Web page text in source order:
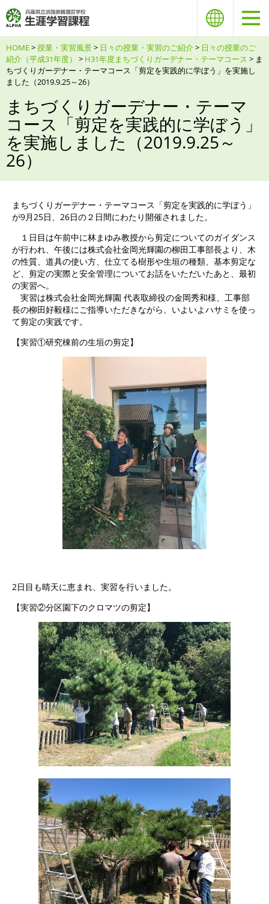
HOME>授業・実習風景> 日々の授業・実習のご紹介> 日々の授業のご
紹介（平成31年度）
> H31年度まちづくりガーデナー・テーマコース > ま
ちづくりガーデナー・テーマコース「剪定を実践的に学ぼう」を実施し
ました（2019.9.25～26）
まちづくりガーデナー・テーマ
コース「剪定を実践的に学ぼう」
を実施しました（2019.9.25～
26）
まちづくりガーデナー・テーマコース「剪定を実践的に学ぼう」
が9月25日、26日の２日間にわたり開催されました。
１日目は午前中に林まゆみ教授から剪定についてのガイダンス
が行われ、午後には株式会社金岡光輝園の柳田工事部長より、木
の性質、道具の使い方、仕立てる樹形や生垣の種類、基本剪定な
ど、剪定の実際と安全管理についてお話をいただいたあと、最初
の実習へ。
実習は株式会社金岡光輝園 代表取締役の金岡秀和様、工事部
長の柳田好毅様にご指導いただきながら、いよいよハサミを使っ
て剪定の実践です。
【実習①研究棟前の生垣の剪定】
2日目も晴天に恵まれ、実習を行いました。
【実習②分区園下のクロマツの剪定】